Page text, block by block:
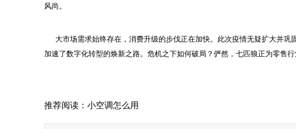
风尚。
大市场需求始终存在，消费升级的步伐正在加快。此次疫情无疑扩大并巩
加速了数字化转型的焕新之路。危机之下如何破局？俨然，七匹狼正为零售
推荐阅读： 小空调怎么用